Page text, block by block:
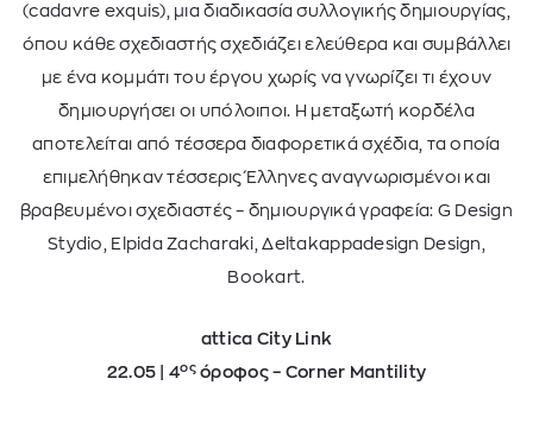
(cadavre exquis), μια διαδικασία συλλογικής δημιουργίας,
όπου κάθε σχεδιαστής σχεδιάζει ελεύθερα και συμβάλλει
με ένα κομμάτι του έργου χωρίς να γνωρίζει τι έχουν
δημιουργήσει οι υπόλοιποι. Η μεταξωτή κορδέλα
αποτελείται από τέσσερα διαφορετικά σχέδια, τα οποία
επιμελήθηκαν τέσσερις Έλληνες αναγνωρισμένοι και
βραβευμένοι σχεδιαστές – δημιουργικά γραφεία: G Design
Stydio, Elpida Zacharaki, Δeltakappadesign Design,
Bookart.
attica City Link
22.05 | 4οςόροφος – Corner Mantility